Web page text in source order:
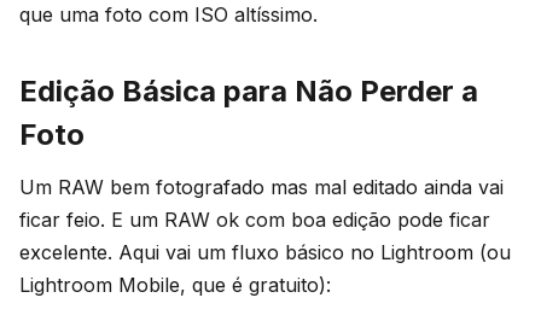
que uma foto com ISO altíssimo.
Edição Básica para Não Perder a
Foto
Um RAW bem fotografado mas mal editado ainda vai
ficar feio. E um RAW ok com boa edição pode ficar
excelente. Aqui vai um fluxo básico no Lightroom (ou
Lightroom Mobile, que é gratuito):